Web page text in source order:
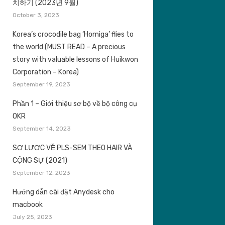
치하기 (2023년 9월)
October 3, 2023
Korea’s crocodile bag ‘Homiga’ flies to
the world (MUST READ – A precious
story with valuable lessons of Huikwon
Corporation – Korea)
September 19, 2023
Phần 1 – Giới thiệu sơ bộ về bộ công cụ
OKR
September 14, 2023
SƠ LƯỢC VỀ PLS-SEM THEO HAIR VÀ
CỘNG SỰ (2021)
September 12, 2023
Hướng dẫn cài đặt Anydesk cho
macbook
July 25, 2023